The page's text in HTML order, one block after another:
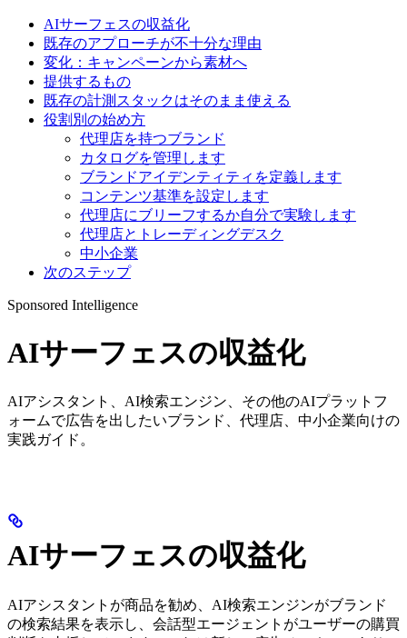
AIサーフェスの収益化
既存のアプローチが不十分な理由
変化：キャンペーンから素材へ
提供するもの
既存の計測スタックはそのまま使える
役割別の始め方
代理店を持つブランド
カタログを管理します
ブランドアイデンティティを定義します
コンテンツ基準を設定します
代理店にブリーフするか自分で実験します
代理店とトレーディングデスク
中小企業
次のステップ
Sponsored Intelligence
AIサーフェスの収益化
AIアシスタント、AI検索エンジン、その他のAIプラットフ
ォームで広告を出したいブランド、代理店、中小企業向けの
実践ガイド。
AIサーフェスの収益化
AIアシスタントが商品を勧め、AI検索エンジンがブランド
の検索結果を表示し、会話型エージェントがユーザーの購買